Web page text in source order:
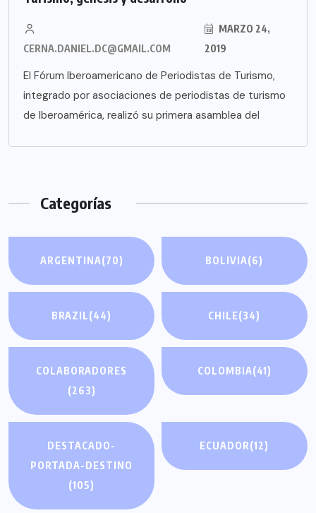
CERNA.DANIEL.DC@GMAIL.COM
MARZO 24,
2019
El Fórum Iberoamericano de Periodistas de Turismo,
integrado por asociaciones de periodistas de turismo
de Iberoamérica, realizó su primera asamblea del
Categorías
ARGENTINA(70) BOLIVIA(6)
BRAZIL(44) CHILE(34)
COLABORADORES
(263)
COLOMBIA(41)
DESTACADO-
PORTADA-DESTINO
(105)
ECUADOR(12)